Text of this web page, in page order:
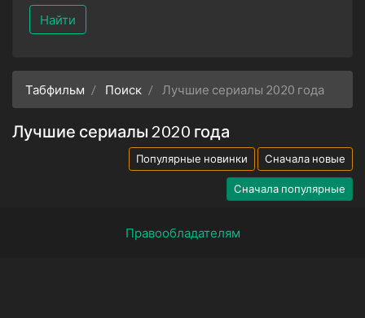
Найти
Табфильм Поиск Лучшие сериалы 2020 года
Лучшие сериалы 2020 года
Популярные новинки Сначала новые
Сначала популярные
Правообладателям